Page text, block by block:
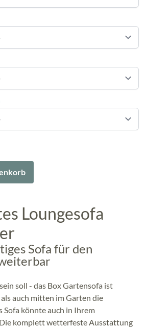
Loungesofa
Sofa für den
soll - das Box Gartensofa ist
auch mitten im Garten die
Sofa könnte auch in Ihrem
komplett wetterfeste Ausstattung